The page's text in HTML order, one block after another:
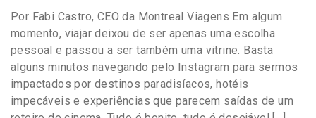
Por Fabi Castro, CEO da Montreal Viagens Em algum
momento, viajar deixou de ser apenas uma escolha
pessoal e passou a ser também uma vitrine. Basta
alguns minutos navegando pelo Instagram para sermos
impactados por destinos paradisíacos, hotéis
impecáveis e experiências que parecem saídas de um